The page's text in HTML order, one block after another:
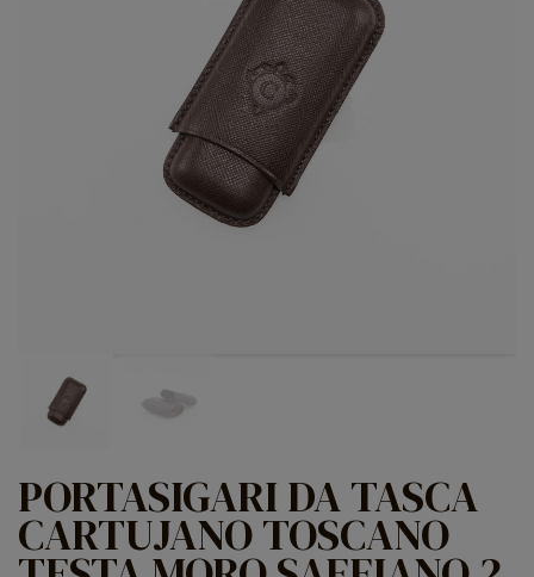
PORTASIGARI DA TASCA
CARTUJANO TOSCANO